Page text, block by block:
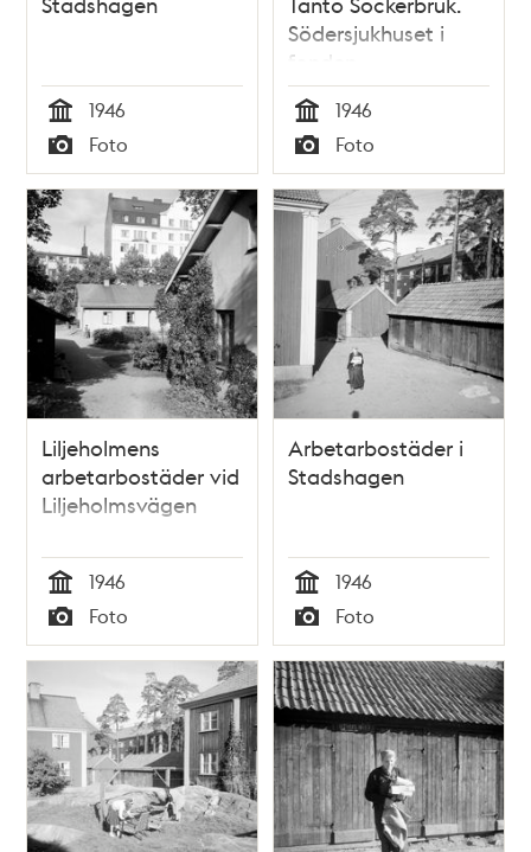
Tid
1946
Typ
Foto
Södersjukhuset i
fonden
Tid
1946
Typ
Foto
Liljeholmens
arbetarbostäder vid
Liljeholmsvägen
Tid
1946
Typ
Foto
Arbetarbostäder i
Stadshagen
Tid
1946
Typ
Foto